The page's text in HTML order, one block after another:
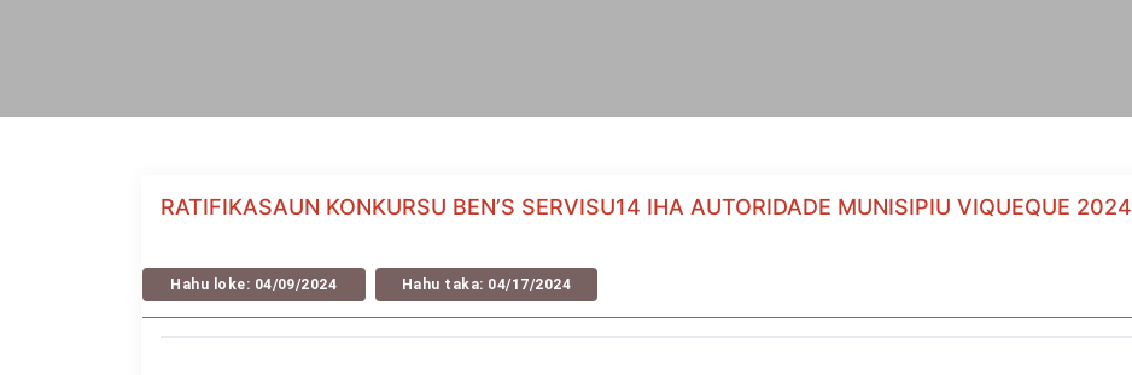
RATIFIKASAUN KONKURSU BEN’S SERVISU14 IHA AUTORIDADE MUNISIPIU VIQUEQUE 2024
Hahu loke: 04/09/2024 Hahu taka: 04/17/2024